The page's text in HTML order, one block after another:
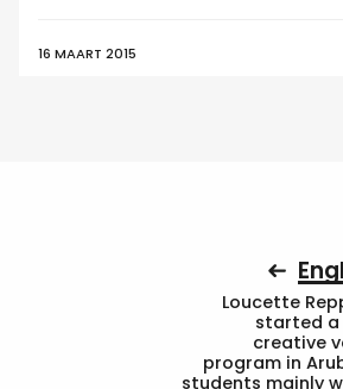
16 MAART 2015
Loucette
started a
creative
program in
students mainly